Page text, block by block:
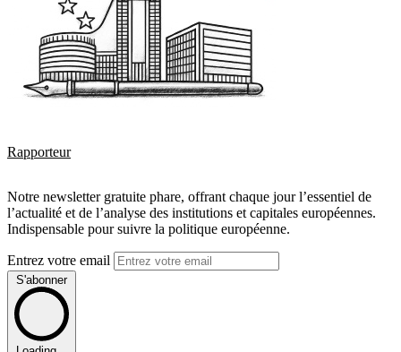
Rapporteur
Notre newsletter gratuite phare, offrant chaque jour l’essentiel de
l’actualité et de l’analyse des institutions et capitales européennes.
Indispensable pour suivre la politique européenne.
Entrez votre email
S'abonner